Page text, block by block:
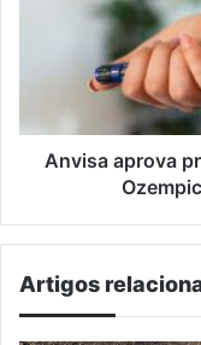
concorrente
Ozempic
queda
Anvisa aprova
Artigos